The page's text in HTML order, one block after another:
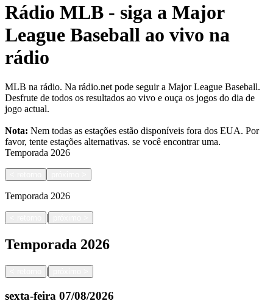
Rádio MLB - siga a Major
League Baseball ao vivo na
rádio
MLB na rádio. Na rádio.net pode seguir a Major League Baseball.
Desfrute de todos os resultados ao vivo e ouça os jogos do dia de
jogo actual.
Nota: Nem todas as estações estão disponíveis fora dos EUA. Por
favor, tente estações alternativas. se você encontrar uma.
Temporada 2026
Temporada 2026
|
Temporada 2026
|
sexta-feira 07/08/2026